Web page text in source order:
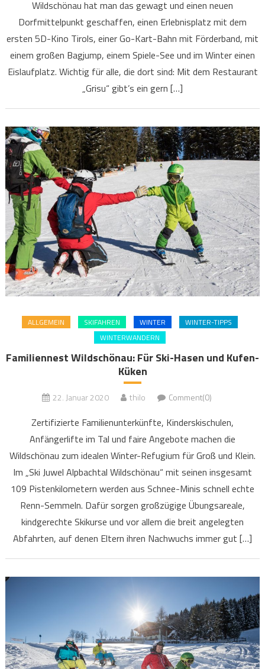
Wildschönau hat man das gewagt und einen neuen
Dorfmittelpunkt geschaffen, einen Erlebnisplatz mit dem
ersten 5D-Kino Tirols, einer Go-Kart-Bahn mit Förderband, mit
einem großen Bagjump, einem Spiele-See und im Winter einen
Eislaufplatz. Wichtig für alle, die dort sind: Mit dem Restaurant
„Grisu“ gibt’s ein gern […]
ALLGEMEIN SKIFAHREN WINTER
WINTER-TIPPS
WINTERWANDERN
Familiennest Wildschönau: Für Ski-Hasen und Kufen-
Küken
22. Januar 2020 thilo Comment(0)
Zertifizierte Familienunterkünfte, Kinderskischulen,
Anfängerlifte im Tal und faire Angebote machen die
Wildschönau zum idealen Winter-Refugium für Groß und Klein.
Im „Ski Juwel Alpbachtal Wildschönau“ mit seinen insgesamt
109 Pistenkilometern werden aus Schnee-Minis schnell echte
Renn-Semmeln. Dafür sorgen großzügige Übungsareale,
kindgerechte Skikurse und vor allem die breit angelegten
Abfahrten, auf denen Eltern ihren Nachwuchs immer gut […]